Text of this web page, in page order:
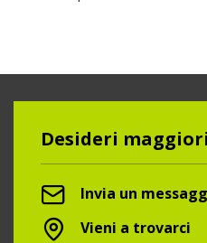
Desideri
Invia un
Vieni a trovarci